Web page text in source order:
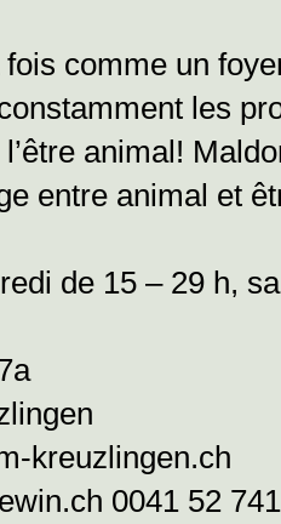
comme un
les
l’être animal!
entre animal et
de 15 – 29 h,
kreuzlingen.ch
0041 52